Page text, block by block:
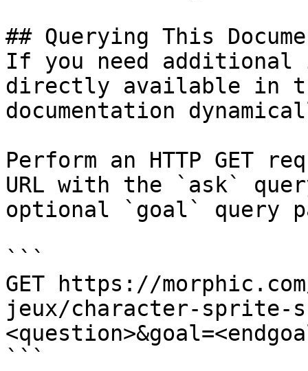
## Querying This
If you need
directly available in
documentation
Perform an HTTP GET
URL with the `ask`
optional `goal` query
```
GET https://
jeux/character-sprite-
```